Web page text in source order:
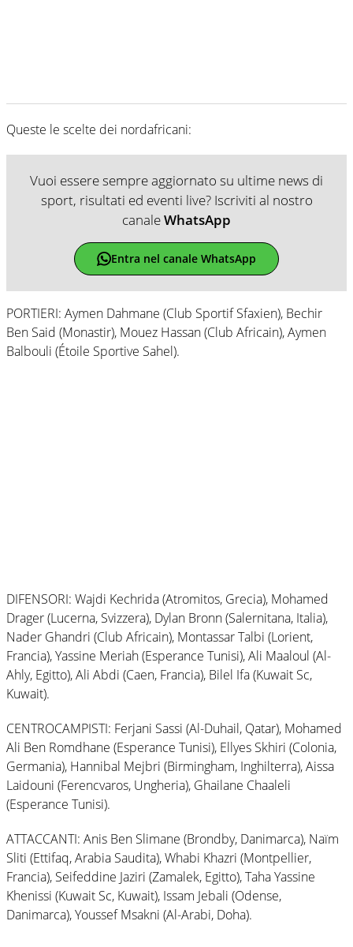
Queste le scelte dei nordafricani:
Vuoi essere sempre aggiornato su ultime news di
sport, risultati ed eventi live? Iscriviti al nostro
canaleWhatsApp
Entra nel canale WhatsApp
PORTIERI: Aymen Dahmane (Club Sportif Sfaxien), Bechir
Ben Said (Monastir), Mouez Hassan (Club Africain), Aymen
Balbouli (Étoile Sportive Sahel).
DIFENSORI: Wajdi Kechrida (Atromitos, Grecia), Mohamed
Drager (Lucerna, Svizzera), Dylan Bronn (Salernitana, Italia),
Nader Ghandri (Club Africain), Montassar Talbi (Lorient,
Francia), Yassine Meriah (Esperance Tunisi), Ali Maaloul (Al-
Ahly, Egitto), Ali Abdi (Caen, Francia), Bilel Ifa (Kuwait Sc,
Kuwait).
CENTROCAMPISTI: Ferjani Sassi (Al-Duhail, Qatar), Mohamed
Ali Ben Romdhane (Esperance Tunisi), Ellyes Skhiri (Colonia,
Germania), Hannibal Mejbri (Birmingham, Inghilterra), Aissa
Laidouni (Ferencvaros, Ungheria), Ghailane Chaaleli
(Esperance Tunisi).
ATTACCANTI: Anis Ben Slimane (Brondby, Danimarca), Naïm
Sliti (Ettifaq, Arabia Saudita), Whabi Khazri (Montpellier,
Francia), Seifeddine Jaziri (Zamalek, Egitto), Taha Yassine
Khenissi (Kuwait Sc, Kuwait), Issam Jebali (Odense,
Danimarca), Youssef Msakni (Al-Arabi, Doha).